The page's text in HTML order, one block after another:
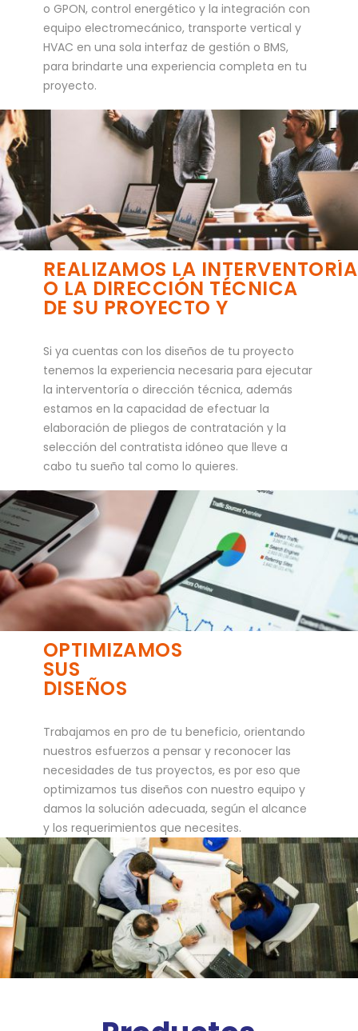
o GPON, control energético y la integración con
equipo electromecánico, transporte vertical y
HVAC en una sola interfaz de gestión o BMS,
para brindarte una experiencia completa en tu
proyecto.
REALIZAMOS LA INTERVENTORÍA
O LA DIRECCIÓN TÉCNICA
DE SU PROYECTO Y
Si ya cuentas con los diseños de tu proyecto
tenemos la experiencia necesaria para ejecutar
la interventoría o dirección técnica, además
estamos en la capacidad de efectuar la
elaboración de pliegos de contratación y la
selección del contratista idóneo que lleve a
cabo tu sueño tal como lo quieres.
OPTIMIZAMOS
SUS
DISEÑOS
Trabajamos en pro de tu beneficio, orientando
nuestros esfuerzos a pensar y reconocer las
necesidades de tus proyectos, es por eso que
optimizamos tus diseños con nuestro equipo y
damos la solución adecuada, según el alcance
y los requerimientos que necesites.